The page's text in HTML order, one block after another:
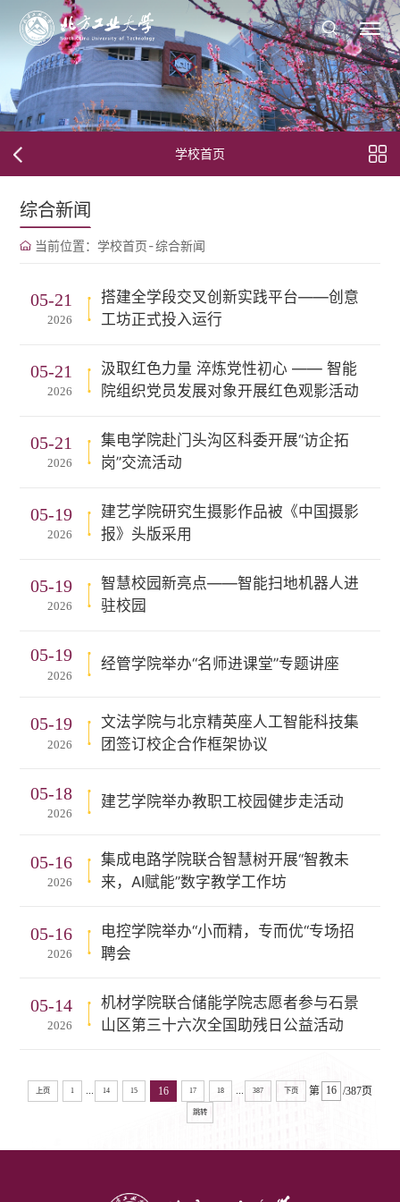
学校首页
综合新闻
当前位置： 学校首页-综合新闻
05-21
2026
搭建全学段交叉创新实践平台——创意
工坊正式投入运行
05-21
2026
汲取红色力量 淬炼党性初心 —— 智能
院组织党员发展对象开展红色观影活动
05-21
2026
集电学院赴门头沟区科委开展“访企拓
岗”交流活动
05-19
2026
建艺学院研究生摄影作品被《中国摄影
报》头版采用
05-19
2026
智慧校园新亮点——智能扫地机器人进
驻校园
05-19
2026
经管学院举办“名师进课堂”专题讲座
05-19
2026
文法学院与北京精英座人工智能科技集
团签订校企合作框架协议
05-18
2026
建艺学院举办教职工校园健步走活动
05-16
2026
集成电路学院联合智慧树开展“智教未
来，AI赋能”数字教学工作坊
05-16
2026
电控学院举办“小而精，专而优“专场招
聘会
05-14
2026
机材学院联合储能学院志愿者参与石景
山区第三十六次全国助残日公益活动
上页 1 14 15 16 17 18 387 下页 第 /387页
跳转